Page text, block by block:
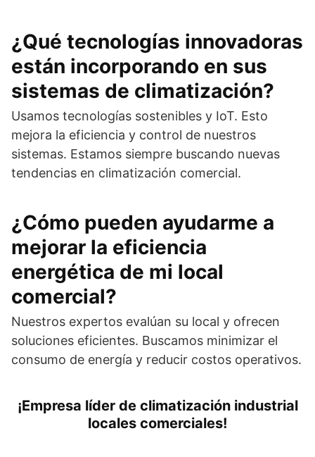
¿Qué tecnologías innovadoras
están incorporando en sus
sistemas de climatización?
Usamos tecnologías sostenibles y IoT. Esto
mejora la eficiencia y control de nuestros
sistemas. Estamos siempre buscando nuevas
tendencias en climatización comercial.
¿Cómo pueden ayudarme a
mejorar la eficiencia
energética de mi local
comercial?
Nuestros expertos evalúan su local y ofrecen
soluciones eficientes. Buscamos minimizar el
consumo de energía y reducir costos operativos.
¡Empresa líder de climatización industrial
locales comerciales!